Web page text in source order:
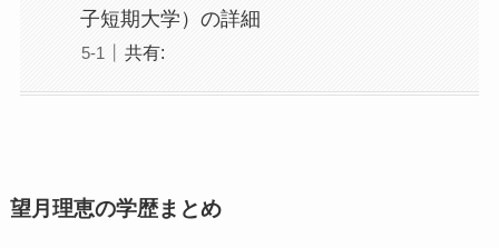
子短期大学）の詳細
共有:
望月理恵の学歴まとめ